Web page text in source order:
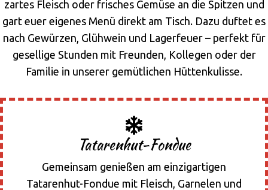
zartes Fleisch oder frisches Gemüse an die Spitzen und
gart euer eigenes Menü direkt am Tisch. Dazu duftet es
nach Gewürzen, Glühwein und Lagerfeuer – perfekt für
gesellige Stunden mit Freunden, Kollegen oder der
Familie in unserer gemütlichen Hüttenkulisse.
Tatarenhut-Fondue
Gemeinsam genießen am einzigartigen
Tatarenhut-Fondue mit Fleisch, Garnelen und